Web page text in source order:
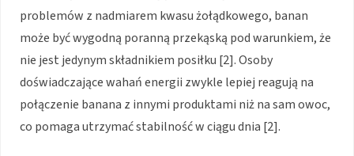
problemów z nadmiarem kwasu żołądkowego, banan
może być wygodną poranną przekąską pod warunkiem, że
nie jest jedynym składnikiem posiłku [2]. Osoby
doświadczające wahań energii zwykle lepiej reagują na
połączenie banana z innymi produktami niż na sam owoc,
co pomaga utrzymać stabilność w ciągu dnia [2].